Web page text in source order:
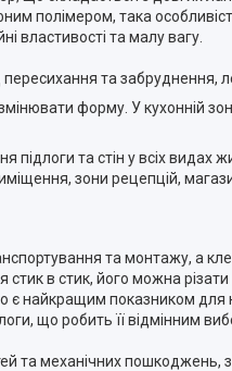
полімером, така
властивості та малу вагу.
та забруднення,
форму. У кухонній
підлоги та стін у всіх
зони рецепцій,
та монтажу, а
стик в стик, його можна
є найкращим показником для
що робить її відмінним
та механічних